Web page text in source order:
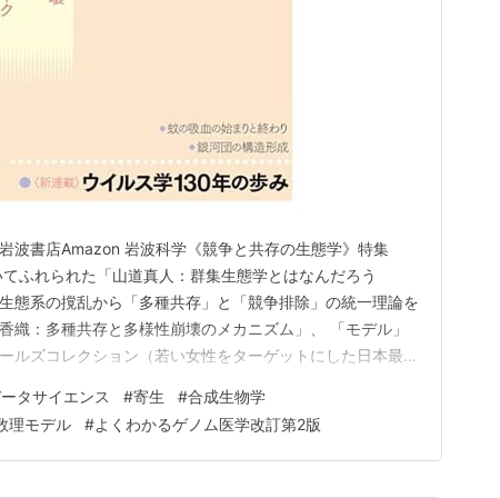
波書店Amazon 岩波科学《競争と共存の生態学》特集
ふれられた「山道真人：群集生態学とはなんだろう
態系の撹乱から「多種共存」と「競争排除」の統一理論を
織：多種共存と多様性崩壊のメカニズム」、 「モデル」
ルズコレクション（若い女性をターゲットにした日本最大
つけて、「数理モデル」の意味と意義を語り、マルサス
ラ競争系へ、そして複雑性ー…
タサイエンス #寄生 #合成生物学
理モデル #よくわかるゲノム医学改訂第2版